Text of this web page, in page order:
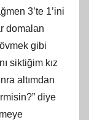
3’te 1’ini
domalan
gibi
siktiğim kız
altımdan
diye